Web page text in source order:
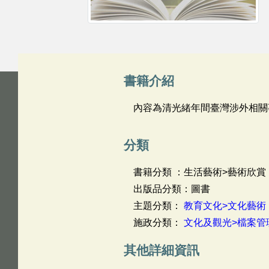
書籍介紹
內容為清光緒年間臺灣涉外相
分類
書籍分類 ：生活藝術>藝術欣賞
出版品分類：圖書
主題分類： 教育文化>文化藝術
施政分類： 文化及觀光>檔案管
其他詳細資訊